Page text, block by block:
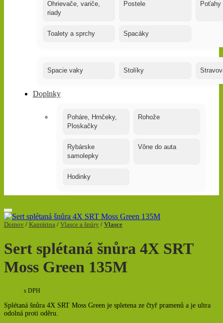
Ohrievače, variče,
riady
Postele Poťahy
Toalety a sprchy Spacáky
Spacie vaky Stolíky
Doplnky
Poháre, Hrnčeky,
Ploskačky
Rohože
Rybárske
samolepky
Vône do auta
Hodinky
Domov / Kaprárina / Vlasce a šnúry / Vlasce
Sert splétaná šnůra 4X SRT
Moss Green 135M
s DPH
Splétaná šnůra 4X SRT Moss Green je spletena ze čtyř pramenů a je ultra
odolná proti oděru.